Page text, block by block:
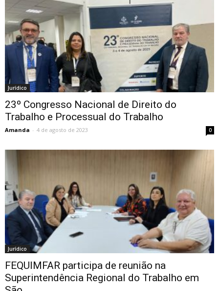
Jurídico
23º Congresso Nacional de Direito do
Trabalho e Processual do Trabalho
Amanda - 4 de agosto de 2023 0
Jurídico
FEQUIMFAR participa de reunião na
Superintendência Regional do Trabalho em